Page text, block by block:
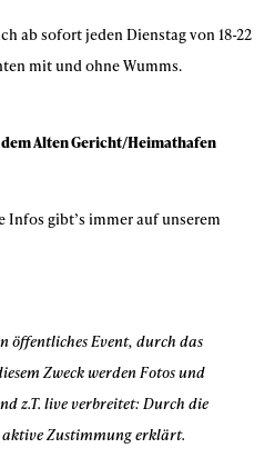
ab sofort jeden Dienstag von 18-22
mit und ohne Wumms.
Alten Gericht/Heimathafen
Infos gibt’s immer auf unserem
öffentliches Event, durch das
Zweck werden Fotos und
z.T. live verbreitet: Durch die
Zustimmung erklärt.